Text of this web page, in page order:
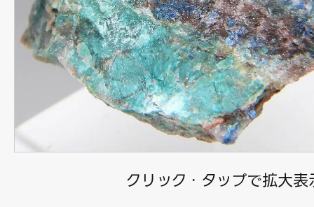
クリック・タップで拡大表